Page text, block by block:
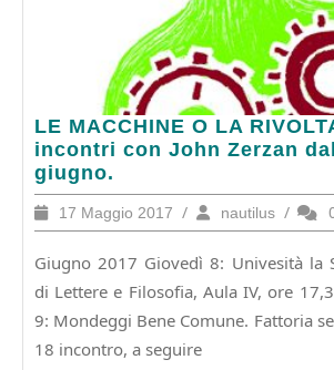
LE MACCHINE O LA
incontri con John Zerzan
giugno.
LE
MACCHINE
O
LA
RIVOLTA?
incontri
con
John
Zerzan
dall’8
17 Maggio 2017 17
Maggio
2017
/ nautilusnautilus
/
Giugno 2017 Giovedì 8: Univesità la
di Lettere e Filosofia, Aula IV, ore
9: Mondeggi Bene Comune. Fattoria
18 incontro, a seguire